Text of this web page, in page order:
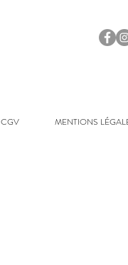
CGV MENTIONS